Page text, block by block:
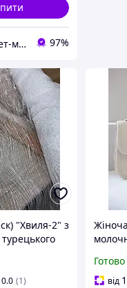
Tet - інтернет-магазин товарів для дому 97%
"Хвиля-2" з
0.0 (1) від